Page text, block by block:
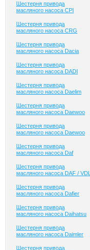
Шестерня привода
масляного насоса CPI
Шестерня привода
масляного насоса CRG
Шестерня привода
масляного насоса Dacia
Шестерня привода
масляного насоса DADI
Шестерня привода
масляного насоса Daelim
Шестерня привода
масляного насоса Daewoo
Шестерня привода
масляного насоса Daewoo
Шестерня привода
масляного насоса Daf
Шестерня привода
масляного насоса DAF /
Шестерня привода
масляного насоса Dafier
Шестерня привода
масляного насоса Daihatsu
Шестерня привода
масляного насоса Daimler
Шестерня привода